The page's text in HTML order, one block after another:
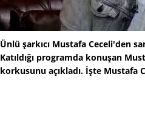
Ünlü şarkıcı Mustafa Ceceli'den
Katıldığı programda konuşan
korkusunu açıkladı. İşte Mustafa